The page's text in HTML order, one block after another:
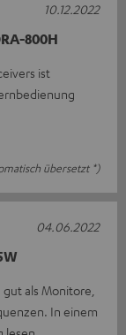
800H
ist
übersetzt *)
10.12.2022
als Monitore,
In einem
04.06.2022